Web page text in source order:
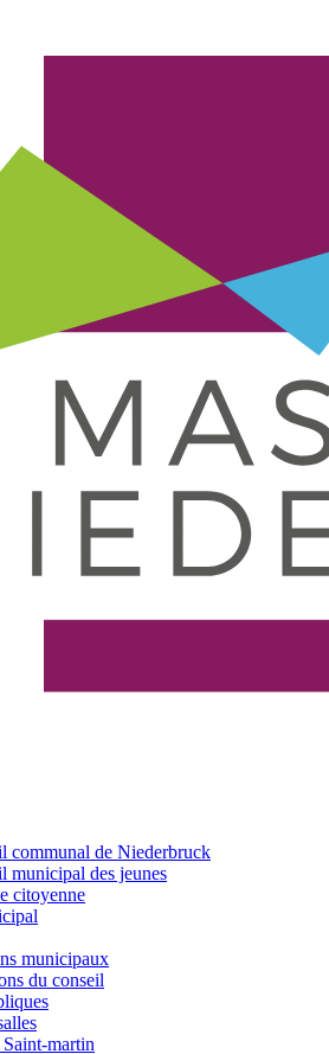
communal de Niederbruck
municipal des jeunes
citoyenne
municipaux
du conseil
martin